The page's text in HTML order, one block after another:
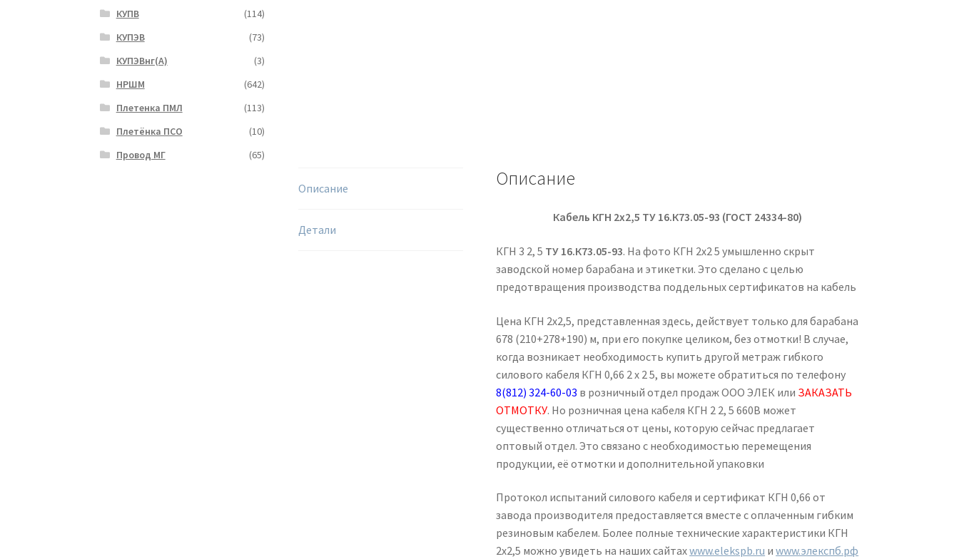
Описание
Детали
Описание
Кабель КГН 2х2,5 ТУ 16.К73.05-93 (ГОСТ 24334-80)
КГН 3 2, 5 ТУ 16.К73.05-93. На фото КГН 2х2 5 умышленно скрыт
заводской номер барабана и этикетки. Это сделано с целью
предотвращения производства поддельных сертификатов на кабель
Цена КГН 2х2,5, представленная здесь, действует только для барабана
678 (210+278+190) м, при его покупке целиком, без отмотки! В случае,
когда возникает необходимость купить другой метраж гибкого
силового кабеля КГН 0,66 2 х 2 5, вы можете обратиться по телефону
8(812) 324-60-03 в розничный отдел продаж ООО ЭЛЕК или ЗАКАЗАТЬ
ОТМОТКУ. Но розничная цена кабеля КГН 2 2, 5 660В может
существенно отличаться от цены, которую сейчас предлагает
оптовый отдел. Это связано с необходимостью перемещения
продукции, её отмотки и дополнительной упаковки
Протокол испытаний силового кабеля и сертификат КГН 0,66 от
завода производителя предоставляется вместе с оплаченным гибким
резиновым кабелем. Более полные технические характеристики КГН
2х2,5 можно увидеть на наших сайтахwww.elekspb.ru иwww.элекспб.рф
КУПВ
(114)
КУПЭВ
(73)
КУПЭВнг(А)
(3)
НРШМ
(642)
Плетенка ПМЛ
(113)
Плетёнка ПСО
(10)
Провод МГ
(65)